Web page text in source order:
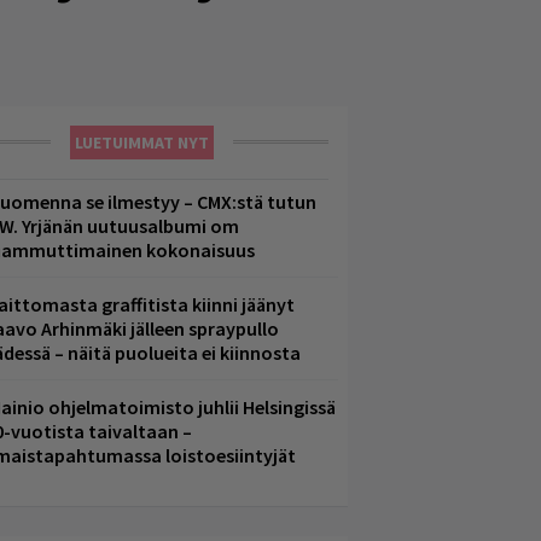
LUETUIMMAT NYT
se ilmestyy – CMX:stä tutun
Yrjänän uutuusalbumi om
kokonaisuus
graffitista kiinni jäänyt
Arhinmäki jälleen spraypullo
– näitä puolueita ei kiinnosta
ohjelmatoimisto juhlii Helsingissä
vuotista taivaltaan –
loistoesiintyjät